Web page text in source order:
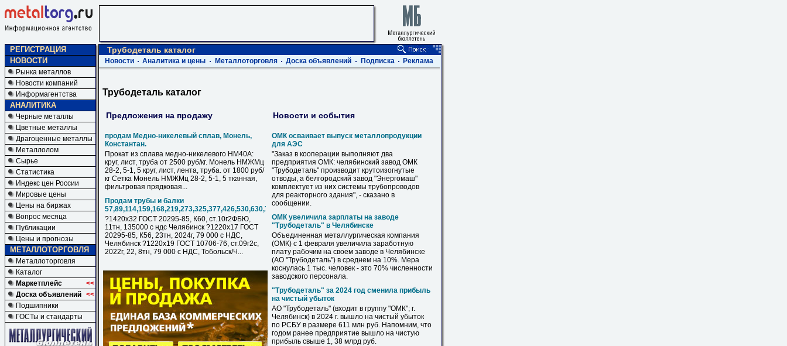
РЕГИСТРАЦИЯ
НОВОСТИ
Рынка металлов
Новости компаний
Информагентства
АНАЛИТИКА
Черные металлы
Цветные металлы
Драгоценные металлы
Металлолом
Сырье
Статистика
Индекс цен России
Мировые цены
Цены на биржах
Вопрос месяца
Публикации
Цены и прогнозы
МЕТАЛЛОТОРГОВЛЯ
Металлоторговля
Каталог
Маркетплейс
<<
Доска объявлений <<
Подшипники
ГОСТы и стандарты
Трубодеталь каталог
Новости Аналитика и цены Металлоторговля Доска объявлений Подписка Реклама
Трубодеталь каталог
Предложения на продажу
продам Медно-никелевый сплав, Монель,
Константан.
Прокат из сплава медно-никелевого НМ40А:
круг, лист, труба от 2500 руб/кг. Монель НМЖМц
28-2, 5-1, 5 круг, лист, лента, труба. от 1800 руб/
кг Сетка Монель НМЖМц 28-2, 5-1, 5 тканная,
фильтровая прядковая...
Продам трубы и балки
57,89,114,159,168,219,273,325,377,426,530,630,720,820,1020,1220,1420
?1420х32 ГОСТ 20295-85, К60, ст.10г2ФБЮ,
11тн, 135000 с ндс Челябинск ?1220х17 ГОСТ
20295-85, К56, 23тн, 2024г, 79 000 с НДC,
Челябинск ?1220х19 ГОСТ 10706-76, ст.09г2с,
2022г, 22, 8тн, 79 000 с НДC, Тобольск/Ч...
Новости и события
ОМК осваивает выпуск металлопродукции
для АЭС
"Заказ в кооперации выполняют два
предприятия ОМК: челябинский завод ОМК
"Трубодеталь" производит крутоизогнутые
отводы, а белгородский завод "Энергомаш"
комплектует из них системы трубопроводов
для реакторного здания", - сказано в
сообщении.
ОМК увеличила зарплаты на заводе
"Трубодеталь" в Челябинске
Объединенная металлургическая компания
(ОМК) с 1 февраля увеличила заработную
плату рабочим на своем заводе в Челябинске
(АО "Трубодеталь") в среднем на 10%. Мера
коснулась 1 тыс. человек - это 70% численности
заводского персонала.
"Трубодеталь" за 2024 год сменила прибыль
на чистый убыток
АО "Трубодеталь" (входит в группу "ОМК"; г.
Челябинск) в 2024 г. вышло на чистый убыток
по РСБУ в размере 611 млн руб. Напомним, что
годом ранее предприятие вышло на чистую
прибыль свыше 1, 38 млрд руб.